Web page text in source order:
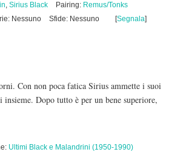
, Sirius Black Pairing: Remus/Tonks
Nessuno Sfide: Nessuno [Segnala]
Con non poca fatica Sirius ammette i suoi
Dopo tutto è per un bene superiore,
Ultimi Black e Malandrini (1950-1990)